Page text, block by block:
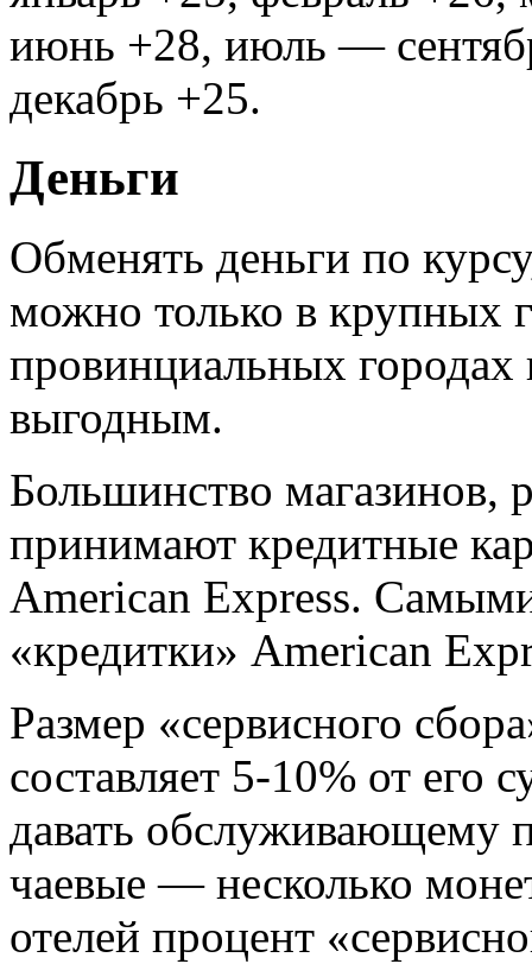
июнь +28, июль —
декабрь +25.
Деньги
Обменять деньги по
можно только в
провинциальных городах
выгодным.
Большинство магазинов,
принимают кредитные
American Express.
«кредитки» American
Размер «сервисного
составляет 5-10% от его
давать обслуживающему
чаевые — несколько
отелей процент